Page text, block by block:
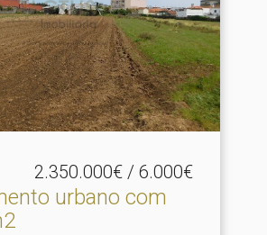
2.350.000€ / 6.000€
urbano com